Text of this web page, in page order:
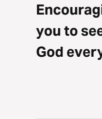
you to
God